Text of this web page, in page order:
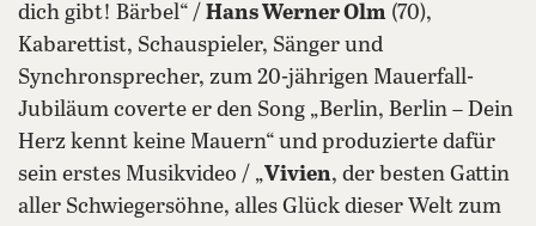
dich gibt! Bärbel“ / Hans Werner Olm (70),
Kabarettist, Schauspieler, Sänger und
Synchronsprecher, zum 20-jährigen Mauerfall-
Jubiläum coverte er den Song „Berlin, Berlin – Dein
Herz kennt keine Mauern“ und produzierte dafür
sein erstes Musikvideo / „Vivien, der besten Gattin
aller Schwiegersöhne, alles Glück dieser Welt zum